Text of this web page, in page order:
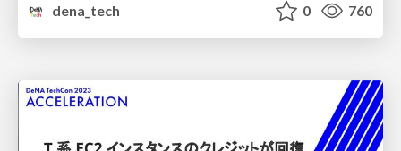
dena_tech
0 760